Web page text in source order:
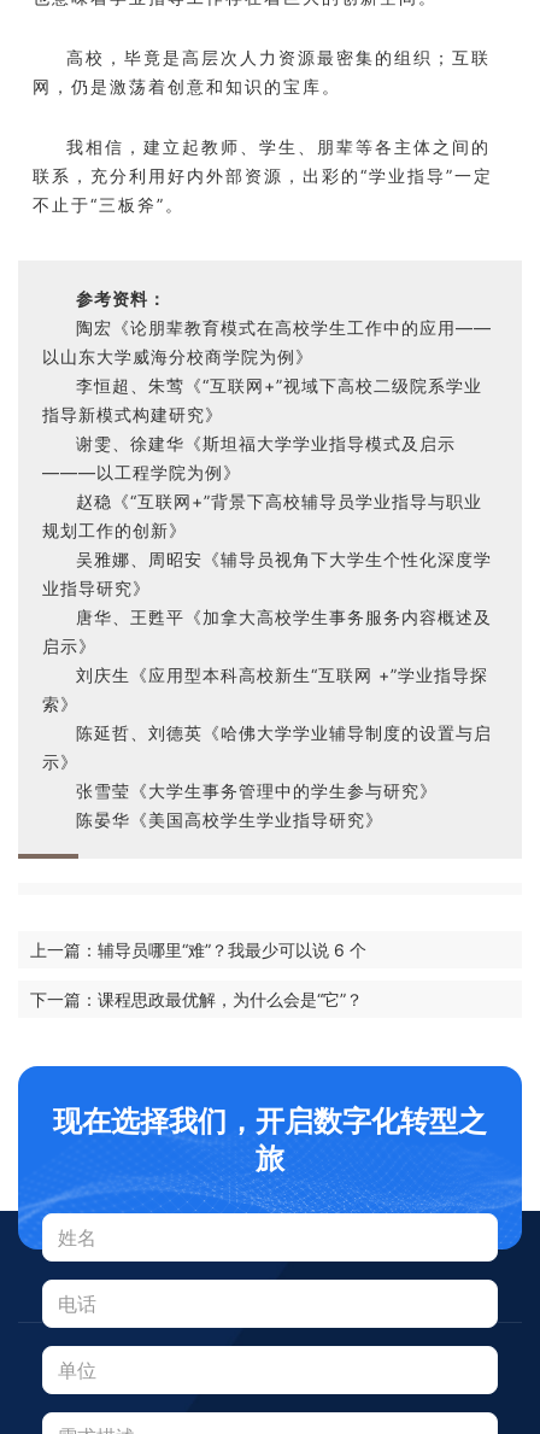
高校，毕竟是高层次人力资源最密集的组织；互联
网，仍是激荡着创意和知识的宝库。
我相信，建立起教师、学生、朋辈等各主体之间的
联系，充分利用好内外部资源，出彩的“学业指导”一定
不止于“三板斧”。
参考资料：
陶宏《论朋辈教育模式在高校学生工作中的应用——
以山东大学威海分校商学院为例》
李恒超、朱莺《“互联网+”视域下高校二级院系学业
指导新模式构建研究》
谢雯、徐建华《斯坦福大学学业指导模式及启示
———以工程学院为例》
赵稳《“互联网+”背景下高校辅导员学业指导与职业
规划工作的创新》
吴雅娜、周昭安《辅导员视角下大学生个性化深度学
业指导研究》
唐华、王甦平《加拿大高校学生事务服务内容概述及
启示》
刘庆生《应用型本科高校新生“互联网 +”学业指导探
索》
陈延哲、刘德英《哈佛大学学业辅导制度的设置与启
示》
张雪莹《大学生事务管理中的学生参与研究》
陈晏华《美国高校学生学业指导研究》
上一篇：辅导员哪里“难”？我最少可以说 6 个
下一篇：课程思政最优解，为什么会是“它”？
现在选择我们，开启数字化转型之
旅